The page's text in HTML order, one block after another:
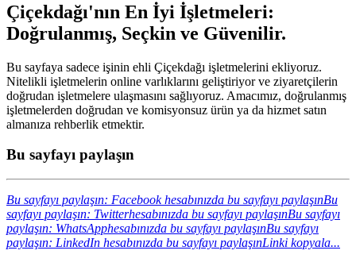
Çiçekdağı'nın En İyi İşletmeleri:
Doğrulanmış, Seçkin ve Güvenilir.
Bu sayfaya sadece işinin ehli Çiçekdağı işletmelerini ekliyoruz.
Nitelikli işletmelerin online varlıklarını geliştiriyor ve ziyaretçilerin
doğrudan işletmelere ulaşmasını sağlıyoruz. Amacımız, doğrulanmış
işletmelerden doğrudan ve komisyonsuz ürün ya da hizmet satın
almanıza rehberlik etmektir.
Bu sayfayı paylaşın
Bu sayfayı paylaşın: Facebook hesabınızda bu sayfayı paylaşınBu
sayfayı paylaşın: Twitterhesabınızda bu sayfayı paylaşınBu sayfayı
paylaşın: WhatsApphesabınızda bu sayfayı paylaşınBu sayfayı
paylaşın: LinkedIn hesabınızda bu sayfayı paylaşınLinki kopyala...